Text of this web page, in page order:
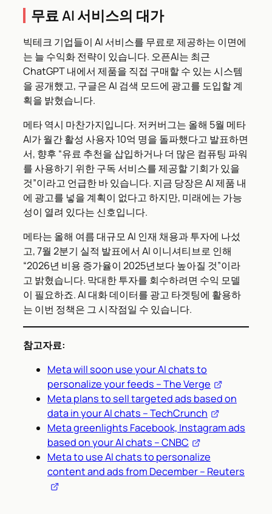
무료 AI 서비스의 대가
빅테크 기업들이 AI 서비스를 무료로 제공하는 이면에
는 늘 수익화 전략이 있습니다. 오픈AI는 최근
ChatGPT 내에서 제품을 직접 구매할 수 있는 시스템
을 공개했고, 구글은 AI 검색 모드에 광고를 도입할 계
획을 밝혔습니다.
메타 역시 마찬가지입니다. 저커버그는 올해 5월 메타
AI가 월간 활성 사용자 10억 명을 돌파했다고 발표하면
서, 향후 “유료 추천을 삽입하거나 더 많은 컴퓨팅 파워
를 사용하기 위한 구독 서비스를 제공할 기회가 있을
것”이라고 언급한 바 있습니다. 지금 당장은 AI 제품 내
에 광고를 넣을 계획이 없다고 하지만, 미래에는 가능
성이 열려 있다는 신호입니다.
메타는 올해 여름 대규모 AI 인재 채용과 투자에 나섰
고, 7월 2분기 실적 발표에서 AI 이니셔티브로 인해
“2026년 비용 증가율이 2025년보다 높아질 것”이라
고 밝혔습니다. 막대한 투자를 회수하려면 수익 모델
이 필요하죠. AI 대화 데이터를 광고 타겟팅에 활용하
는 이번 정책은 그 시작점일 수 있습니다.
참고자료:
Meta will soon use your AI chats to
personalize your feeds – The Verge
Meta plans to sell targeted ads based on
data in your AI chats – TechCrunch
Meta greenlights Facebook, Instagram ads
based on your AI chats – CNBC
Meta to use AI chats to personalize
content and ads from December – Reuters